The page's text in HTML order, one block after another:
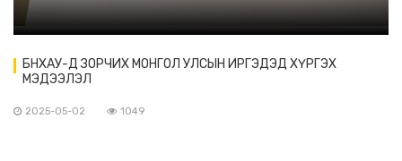
БНХАУ-Д ЗОРЧИХ МОНГОЛ УЛСЫН ИРГЭДЭД ХҮРГЭХ
МЭДЭЭЛЭЛ
2025-05-02 1049